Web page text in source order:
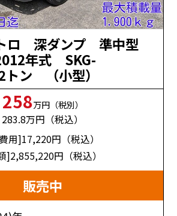
ロ 深ダンプ 準中型
年式 SKG-
ン （小型）
258万円（税別）
283.8万円（税込）
用]17,220円（税込）
]2,855,220円（税込）
販売中